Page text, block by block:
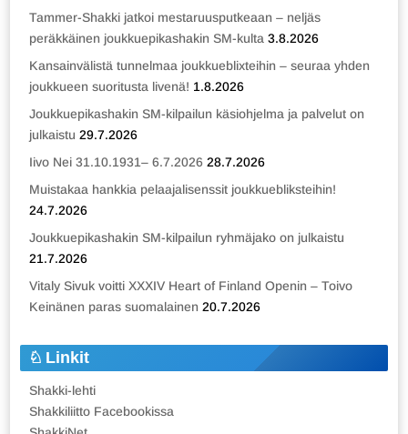
Tammer-Shakki jatkoi mestaruusputkeaan – neljäs
peräkkäinen joukkuepikashakin SM-kulta 3.8.2026
Kansainvälistä tunnelmaa joukkueblixteihin – seuraa yhden
joukkueen suoritusta livenä! 1.8.2026
Joukkuepikashakin SM-kilpailun käsiohjelma ja palvelut on
julkaistu 29.7.2026
Iivo Nei 31.10.1931– 6.7.2026 28.7.2026
Muistakaa hankkia pelaajalisenssit joukkuebliksteihin!
24.7.2026
Joukkuepikashakin SM-kilpailun ryhmäjako on julkaistu
21.7.2026
Vitaly Sivuk voitti XXXIV Heart of Finland Openin – Toivo
Keinänen paras suomalainen 20.7.2026
Linkit
Shakki-lehti
Shakkiliitto Facebookissa